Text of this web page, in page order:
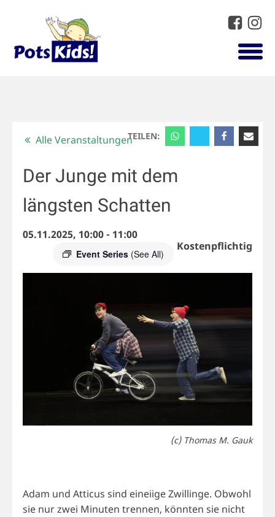
TEILEN:
Alle Veranstaltungen
Der Junge mit dem
längsten Schatten
05.11.2025, 10:00- 11:00
Event Series (See All)
Kostenpflichtig
(c) Thomas M. Gauk
Adam und Atticus sind eineiige Zwillinge. Obwohl
sie nur zwei Minuten trennen, könnten sie nicht